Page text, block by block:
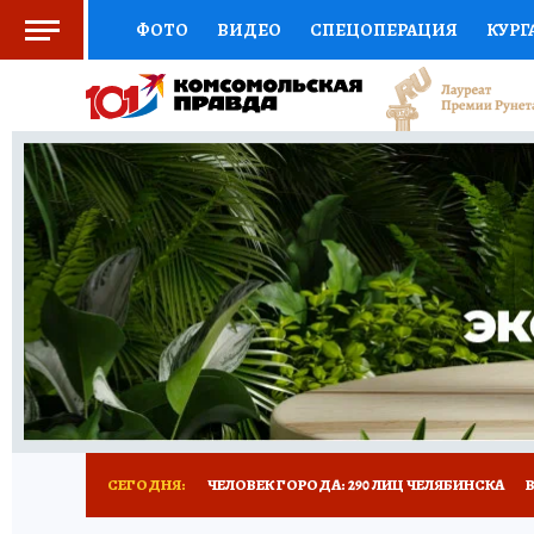
ФОТО ВИДЕО СПЕЦОПЕРАЦИЯ
СОЦПОДДЕРЖКА НАУКА СПОРТ
ВЫБОР ЭКСПЕРТОВ ДОКТОР
КНИЖНАЯ ПОЛКА ПРОГНОЗЫ НА СПОРТ
ПРЕСС-ЦЕНТР НЕДВИЖИМОСТЬ
РАДИО КП ТЕСТЫ НОВОЕ НА САЙТЕ
СЕГОДНЯ: ЧЕЛОВЕК ГОРОДА: 290 ЛИЦ ЧЕЛЯБИНСКА